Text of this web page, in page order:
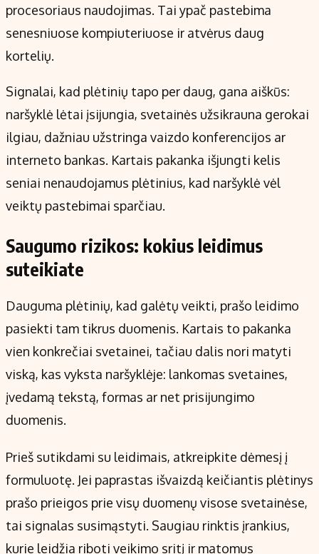
procesoriaus naudojimas. Tai ypač pastebima
senesniuose kompiuteriuose ir atvėrus daug
kortelių.
Signalai, kad plėtinių tapo per daug, gana aiškūs:
naršyklė lėtai įsijungia, svetainės užsikrauna gerokai
ilgiau, dažniau užstringa vaizdo konferencijos ar
interneto bankas. Kartais pakanka išjungti kelis
seniai nenaudojamus plėtinius, kad naršyklė vėl
veiktų pastebimai sparčiau.
Saugumo rizikos: kokius leidimus
suteikiate
Dauguma plėtinių, kad galėtų veikti, prašo leidimo
pasiekti tam tikrus duomenis. Kartais to pakanka
vien konkrečiai svetainei, tačiau dalis nori matyti
viską, kas vyksta naršyklėje: lankomas svetaines,
įvedamą tekstą, formas ar net prisijungimo
duomenis.
Prieš sutikdami su leidimais, atkreipkite dėmesį į
formuluotę. Jei paprastas išvaizdą keičiantis plėtinys
prašo prieigos prie visų duomenų visose svetainėse,
tai signalas susimąstyti. Saugiau rinktis įrankius,
kurie leidžia riboti veikimo sritį ir matomus